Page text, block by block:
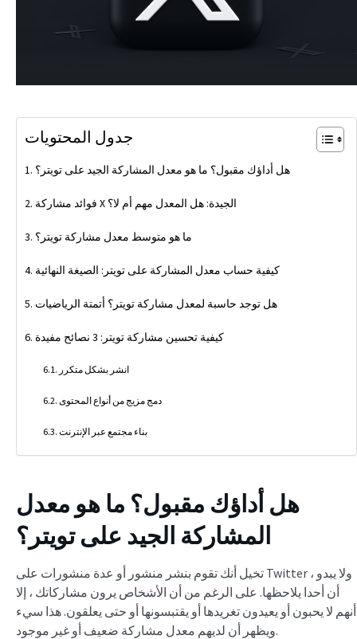
جدول المحتويات
هل أداؤك مقبول؟ ما هو معدل المشاركة الجيد على تويتر؟
فوائد مشاركة X الجيدة: هل المعدل مهم أم لا؟
ما هو متوسط معدل مشاركة تويتر؟
كيفية حساب معدل المشاركة على تويتر: الصيغة النهائية
هل توجد حاسبة لمعدل مشاركة تويتر؟ أتمتة الرياضيات
كيفية تحسين مشاركة تويتر: 3 نصائح مفيدة
انشر بشكل متكرر
دمج مزيج من أنواع المحتوى
بناء مجتمع عبر الإنترنت
هل أداؤك مقبول؟ ما هو معدل
المشاركة الجيد على تويتر؟
تخيل أنك تقوم بنشر منشور أو عدة منشورات على Twitter ، ولا يبدو
أن أحدا يلاحظها. على الرغم من أن الأشخاص يرون مشاركاتك ، إلا
أنهم لا يحبون أو يعيدون تغريدها أو يقتبسونها أو حتى يعلقون. هذا سيء
ويظهر أن لديهم معدل مشاركة ضعيف أو غير موجود.